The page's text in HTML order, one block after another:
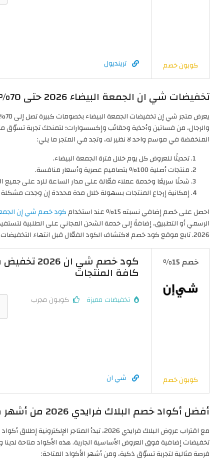
كوبون خصم
ترينديول
تخفيضات شي ان الجمعة البيضاء 2026 حتى 70% على الموضة والأزياء
والرجال، من فساتين وأحذية وحقائب وإكسسوارات؛ لتمنحك تجربة تسوّق
المنخفضة في موسم واحد لا نظير له، وتجد في المتجر ما يلي:
تحديثًا للعروض كل يوم خلال فترة الجمعة البيضاء.
منتجات أصلية 100% بتصاميم عصرية وأسعار منافسة.
شحنًا سريعًا وخدمة عملاء فعّالة على مدار الساعة للرد على جميع
إمكانية إرجاع المنتجات بسهولة خلال مدة محددة إن وجدت
احصل على خصم إضافي نسبته 15% عند استخدام
كود خصم شي إن الجمعة
الرسمي أو التطبيق، إضافةً إلى خدمة الشحن المجاني على الطلبية
2026. تابع موقع كود خصم لاكتشاف الكود الفعّال قبل انتهاء التخفيضات.
خصم 15%
كوبون خصم
كافة المنتجات
تخفيضات مميزة كوبون مجرب
شي ان
أفضل أكواد خصم البلاك فرايدي 2026 من أشهر متاجر التسوّق
مع اقتراب عروض البلاك فرايدي 2026، تبدأ
تخفيضات إضافية فوق العروض الأساسية الجارية. هذه الأكواد متاحة لدينا
فرصة مثالية لتجربة تسوّق ذكية، ومن أشهر الأكواد المتاحة: